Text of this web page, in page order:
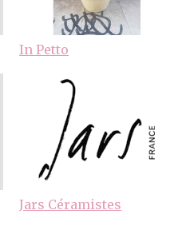
In Petto
Jars Céramistes